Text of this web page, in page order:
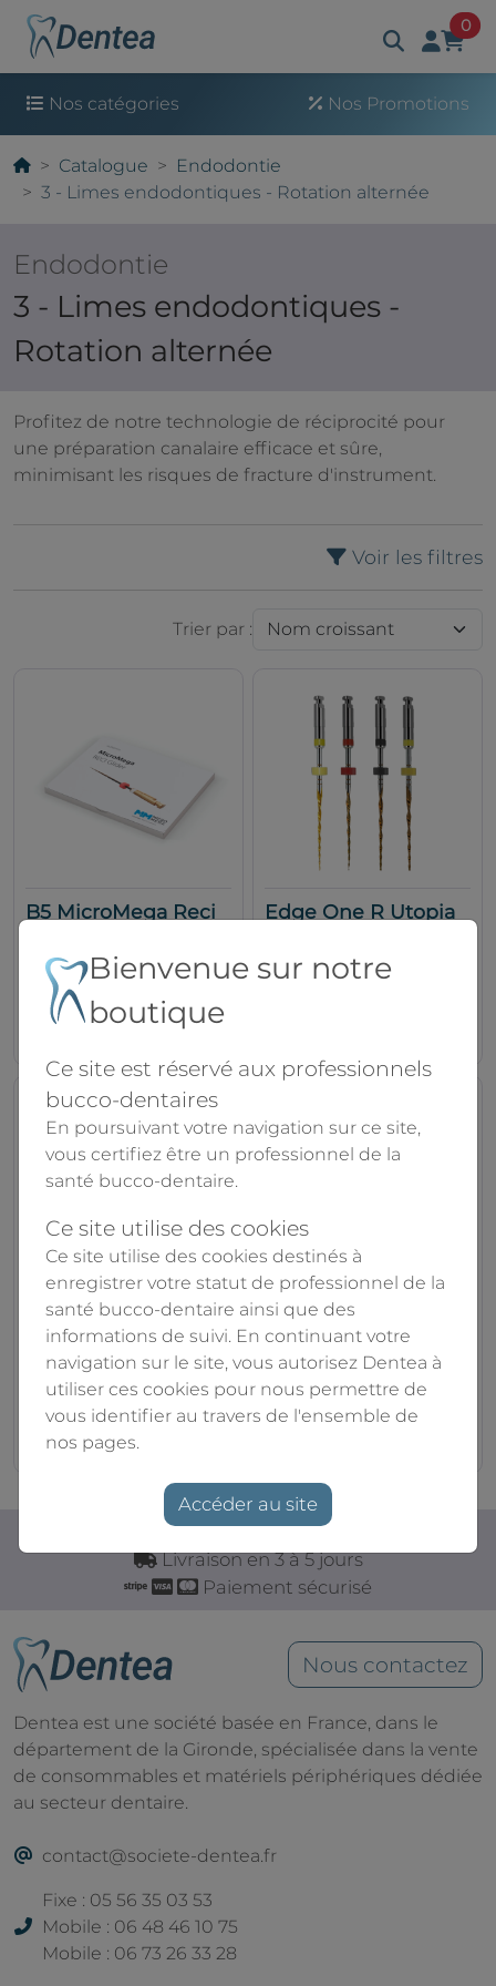
0
Nos catégories Nos Promotions
Catalogue
Endodontie
3 - Limes endodontiques - Rotation alternée
Endodontie
3 - Limes endodontiques -
Rotation alternée
Profitez de notre technologie de réciprocité pour
une préparation canalaire efficace et sûre,
minimisant les risques de fracture d'instrument.
Voir les filtres
Trier par :
B5 MicroMega Reci
MicroMega
76.40€
Edge One R Utopia
Reverso Blue
Access
53.00€45.00€
Reverso Silver
Access
Livraison gratuite à partir de 350€
Livraison en 3 à 5 jours
Paiement sécurisé
Nous contactez
Dentea est une société basée en France, dans le
département de la Gironde, spécialisée dans la vente
de consommables et matériels périphériques dédiée
au secteur dentaire.
contact@societe-dentea.fr
Fixe : 05 56 35 03 53
Mobile : 06 48 46 10 75
Mobile : 06 73 26 33 28
Bienvenue sur notre
boutique
Ce site est réservé aux professionnels
bucco-dentaires
En poursuivant votre navigation sur ce site,
vous certifiez être un professionnel de la
santé bucco-dentaire.
Ce site utilise des cookies
Ce site utilise des cookies destinés à
enregistrer votre statut de professionnel de la
santé bucco-dentaire ainsi que des
informations de suivi. En continuant votre
navigation sur le site, vous autorisez Dentea à
utiliser ces cookies pour nous permettre de
vous identifier au travers de l'ensemble de
nos pages.
Accéder au site